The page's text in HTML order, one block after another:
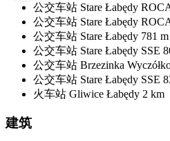
公交车站 Stare Łabędy
公交车站 Stare Łabędy
公交车站 Stare Łabędy 781 m
公交车站 Stare Łabędy SSE
公交车站 Brzezinka
公交车站 Stare Łabędy SSE
火车站 Gliwice Łabędy 2 km
建筑